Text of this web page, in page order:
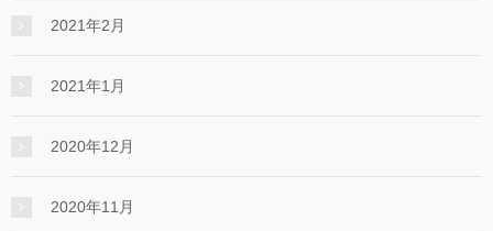
2021年2月
2021年1月
2020年12月
2020年11月